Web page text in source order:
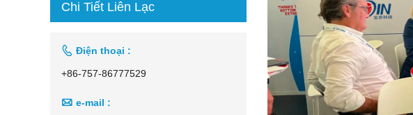
Chi Tiết Liên Lạc
 Điện thoại :
+86-757-86777529
 e-mail :